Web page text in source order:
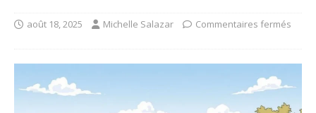
août 18, 2025 Michelle Salazar Commentaires fermés